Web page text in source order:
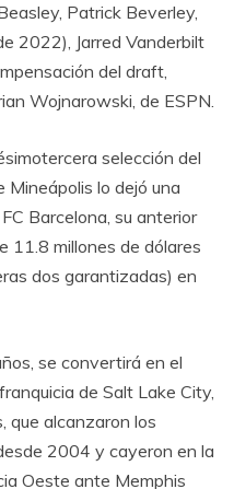
Patrick Beverley,
2022), Jarred Vanderbilt
del draft,
Wojnarowski, de ESPN.
selección del
lo dejó una
Barcelona, su anterior
11.8 millones de dólares
dos garantizadas) en
se convertirá en el
de Salt Lake City,
que alcanzaron los
2004 y cayeron en la
Oeste ante Memphis